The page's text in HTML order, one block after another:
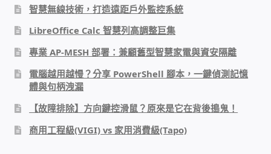
電話 工具 軟體 手冊
門禁安全控制
智慧無線技術，打造遠距戶外監控系統
LibreOffice Calc 智慧列高調整巨集
專業 AP-MESH 部署：兼顧舊型智慧家電與資安隔離
電腦越用越慢？分享 PowerShell 腳本，一鍵偵測記憶
體與句柄洩漏
【故障排除】方向鍵控滑鼠？原來是它在背後搗鬼！
商用工程級(VIGI) vs 家用消費級(Tapo)